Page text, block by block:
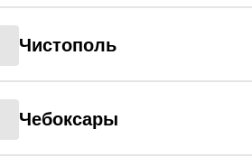
Чистополь
Чебоксары